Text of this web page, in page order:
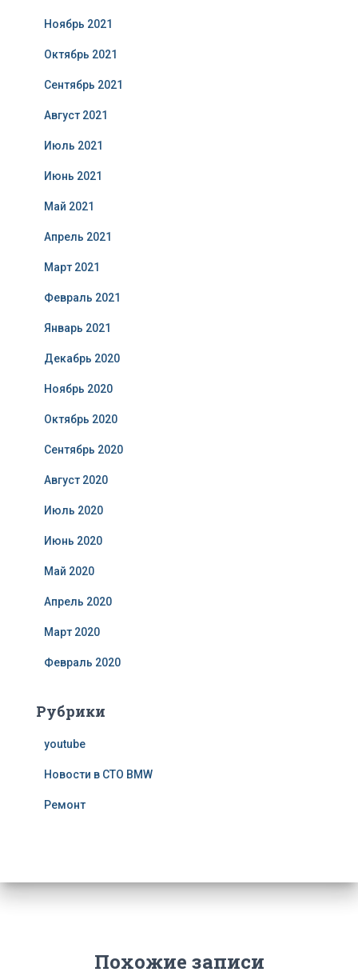
Ноябрь 2021
Октябрь 2021
Сентябрь 2021
Август 2021
Июль 2021
Июнь 2021
Май 2021
Апрель 2021
Март 2021
Февраль 2021
Январь 2021
Декабрь 2020
Ноябрь 2020
Октябрь 2020
Сентябрь 2020
Август 2020
Июль 2020
Июнь 2020
Май 2020
Апрель 2020
Март 2020
Февраль 2020
Рубрики
youtube
Новости в СТО BMW
Ремонт
Похожие записи